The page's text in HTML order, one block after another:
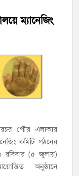
৪৫ হাজার
আটক
দিবস পালন
কাজ করছি’ :
ম্যানেজিং
পৌর এলাকার
কমিটি গঠনের
রবিবার (৫ জুলায়)
অনুষ্ঠানে